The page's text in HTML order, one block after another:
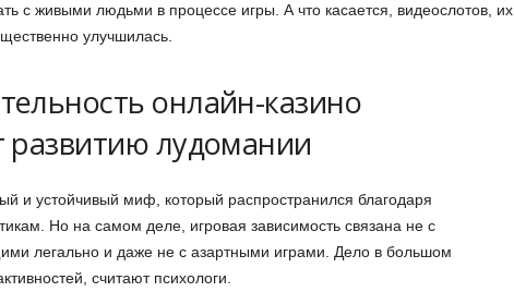
с живыми людьми в процессе игры. А что касается, видеослотов, их
улучшилась.
онлайн-казино
развитию лудомании
и устойчивый миф, который распространился благодаря
Но на самом деле, игровая зависимость связана не с
легально и даже не с азартными играми. Дело в большом
считают психологи.